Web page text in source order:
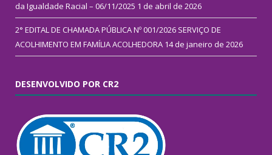
da Igualdade Racial – 06/11/2025 1 de abril de 2026
2° EDITAL DE CHAMADA PÚBLICA Nº 001/2026 SERVIÇO DE
ACOLHIMENTO EM FAMÍLIA ACOLHEDORA 14 de janeiro de 2026
DESENVOLVIDO POR CR2